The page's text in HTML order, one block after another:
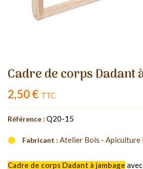
Cadre de corps Dadant
2,50 € TTC
Référence : Q20-15
Fabricant : Atelier Bois - Apiculture
Cadre de corps Dadant à jambage